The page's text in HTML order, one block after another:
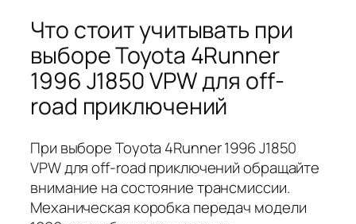
Что стоит учитывать при
выборе Toyota 4Runner
1996 J1850 VPW для off-
road приключений
При выборе Toyota 4Runner 1996 J1850
VPW для off-road приключений обращайте
внимание на состояние трансмиссии.
Механическая коробка передач модели